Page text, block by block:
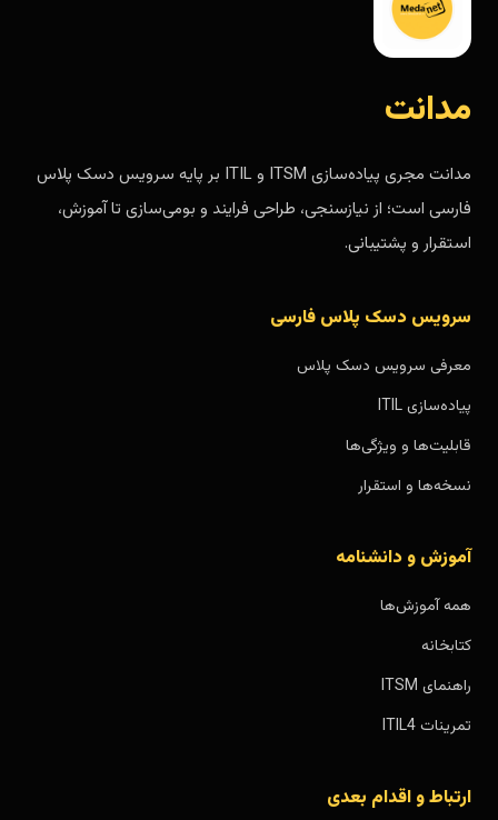
مدانت
مدانت مجری پیاده‌سازی ITSM و ITIL بر پایه سرویس دسک پلاس
فارسی است؛ از نیازسنجی، طراحی فرایند و بومی‌سازی تا آموزش،
استقرار و پشتیبانی.
سرویس دسک پلاس فارسی
معرفی سرویس دسک پلاس
پیاده‌سازی ITIL
قابلیت‌ها و ویژگی‌ها
نسخه‌ها و استقرار
آموزش و دانشنامه
همه آموزش‌ها
کتابخانه
راهنمای ITSM
تمرینات ITIL4
ارتباط و اقدام بعدی